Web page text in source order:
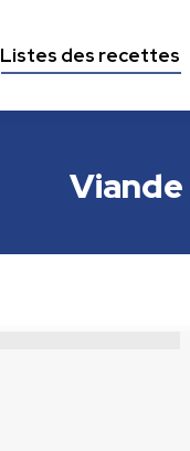
Listes des recettes
Viande